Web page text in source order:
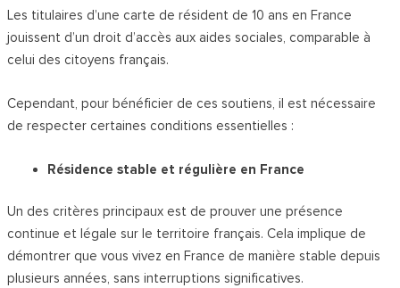
Les titulaires d’une carte de résident de 10 ans en France
jouissent d’un droit d’accès aux aides sociales, comparable à
celui des citoyens français.
Cependant, pour bénéficier de ces soutiens, il est nécessaire
de respecter certaines conditions essentielles :
Résidence stable et régulière en France
Un des critères principaux est de prouver une présence
continue et légale sur le territoire français. Cela implique de
démontrer que vous vivez en France de manière stable depuis
plusieurs années, sans interruptions significatives.